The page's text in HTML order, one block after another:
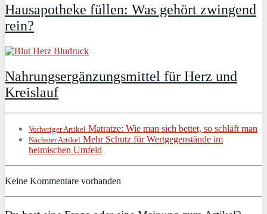
Hausapotheke füllen: Was gehört zwingend
rein?
Nahrungsergänzungsmittel für Herz und
Kreislauf
Vorheriger Artikel Matratze: Wie man sich bettet, so schläft man
Nächster Artikel Mehr Schutz für Wertgegenstände im
heimischen Umfeld
Keine Kommentare vorhanden